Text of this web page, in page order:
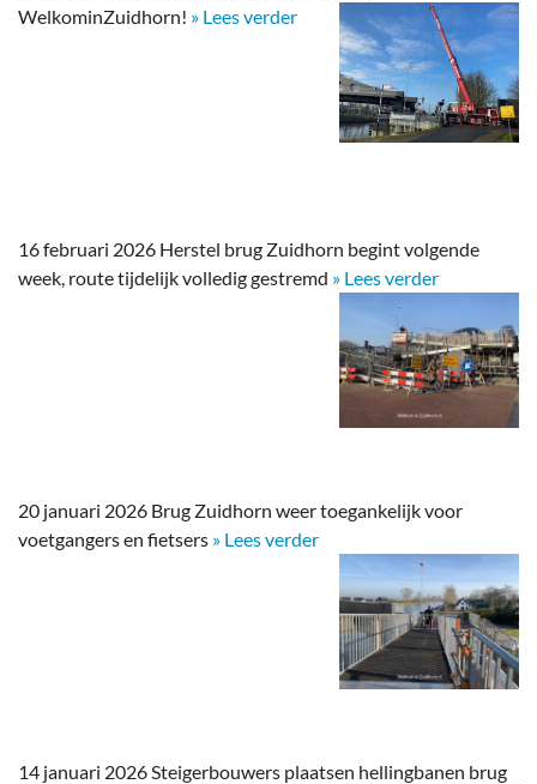
WelkominZuidhorn! » Lees verder
16 februari 2026 Herstel brug Zuidhorn begint volgende
week, route tijdelijk volledig gestremd » Lees verder
20 januari 2026 Brug Zuidhorn weer toegankelijk voor
voetgangers en fietsers » Lees verder
14 januari 2026 Steigerbouwers plaatsen hellingbanen brug